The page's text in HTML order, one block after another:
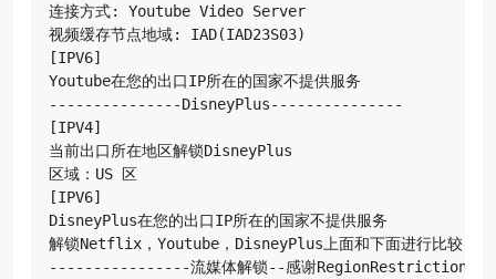
连接方式: Youtube Video Server
视频缓存节点地域: IAD(IAD23S03)
[IPV6]
Youtube在您的出口IP所在的国家不提供服务
---------------DisneyPlus---------------
[IPV4]
当前出口所在地区解锁DisneyPlus
区域：US 区
[IPV6]
DisneyPlus在您的出口IP所在的国家不提供服务
解锁Netflix，Youtube，DisneyPlus上面和下面进行比较，不
----------------流媒体解锁--感谢